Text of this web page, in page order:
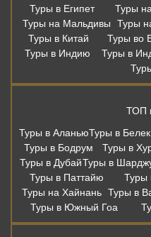
Туры в Египет
Туры
Туры на Мальдивы
Туры
Туры в Китай
Туры во
Туры в Индию
Туры в
ТОП
Туры в АланьюТуры в Белек
Туры в Бодрум
Туры в
Туры в ДубайТуры в
Туры в Паттайю
Туры
Туры на Хайнань Туры в
Туры в Южный Гоа